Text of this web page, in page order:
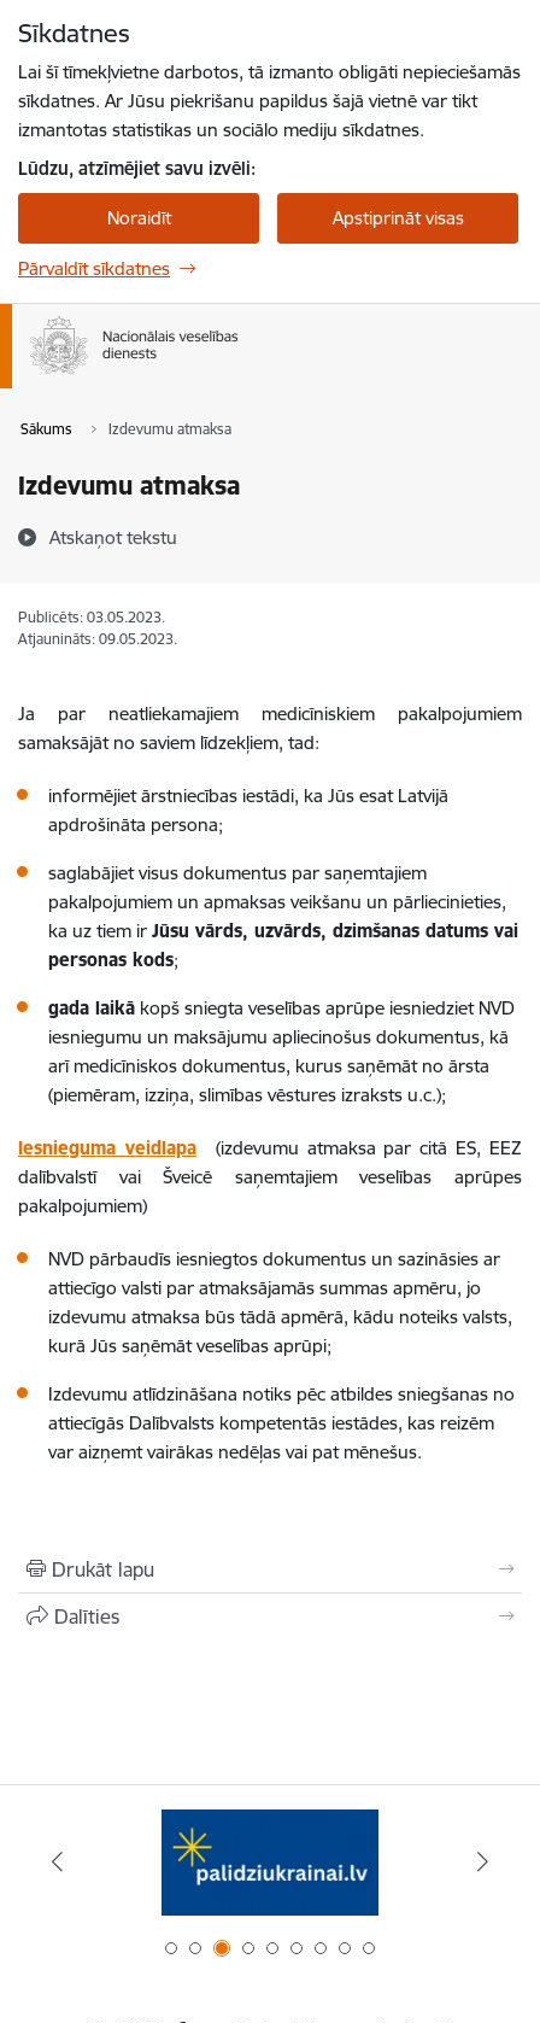
Sīkdatnes
Lai šī tīmekļvietne darbotos, tā izmanto obligāti nepieciešamās
sīkdatnes. Ar Jūsu piekrišanu papildus šajā vietnē var tikt
izmantotas statistikas un sociālo mediju sīkdatnes.
Lūdzu, atzīmējiet savu izvēli:
Noraidīt Apstiprināt visas
Pārvaldīt sīkdatnes
Sākums Izdevumu atmaksa
Izdevumu atmaksa
Atskaņot tekstu
Publicēts: 03.05.2023.
Atjaunināts: 09.05.2023.
Ja par neatliekamajiem medicīniskiem pakalpojumiem
samaksājāt no saviem līdzekļiem, tad:
informējiet ārstniecības iestādi, ka Jūs esat Latvijā
apdrošināta persona;
saglabājiet visus dokumentus par saņemtajiem
pakalpojumiem un apmaksas veikšanu un pārliecinieties,
ka uz tiem ir Jūsu vārds, uzvārds, dzimšanas datums vai
personas kods;
gada laikā kopš sniegta veselības aprūpe iesniedziet NVD
iesniegumu un maksājumu apliecinošus dokumentus, kā
arī medicīniskos dokumentus, kurus saņēmāt no ārsta
(piemēram, izziņa, slimības vēstures izraksts u.c.);
Iesnieguma veidlapa (izdevumu atmaksa par citā ES, EEZ
dalībvalstī vai Šveicē saņemtajiem veselības aprūpes
pakalpojumiem)
NVD pārbaudīs iesniegtos dokumentus un sazināsies ar
attiecīgo valsti par atmaksājamās summas apmēru, jo
izdevumu atmaksa būs tādā apmērā, kādu noteiks valsts,
kurā Jūs saņēmāt veselības aprūpi;
Izdevumu atlīdzināšana notiks pēc atbildes sniegšanas no
attiecīgās Dalībvalsts kompetentās iestādes, kas reizēm
var aizņemt vairākas nedēļas vai pat mēnešus.
Drukāt lapu
Dalīties